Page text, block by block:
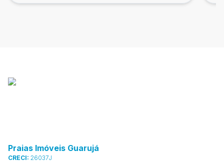
Praias Imóveis Guarujá
CRECI: 26037J